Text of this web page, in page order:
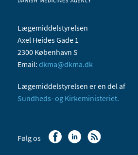
Lægemiddelstyrelsen
Axel Heides Gade 1
2300 København S
Email: dkma@dkma.dk
Lægemiddelstyrelsen er en del af
Sundheds- og Kirkeministeriet.
Følg os